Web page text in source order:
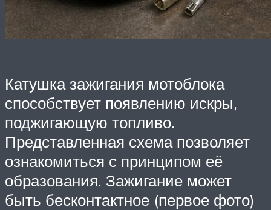
Катушка зажигания мотоблока
способствует появлению искры,
поджигающую топливо.
Представленная схема позволяет
ознакомиться с принципом её
образования. Зажигание может
быть бесконтактное (первое фото)